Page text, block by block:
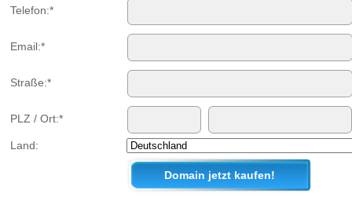
Telefon:*
Email:*
Straße:*
PLZ / Ort:*
Land: